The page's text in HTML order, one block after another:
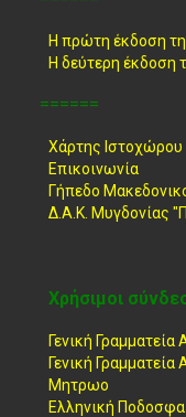
Η πρώτη έκδοση
Η δεύτερη έκδοση
======
Χάρτης Ιστοχώρου
Επικοινωνία
Γήπεδο
Δ.Α.Κ. Μυγδονίας
Χρήσιμοι
Γενική
Γενική
Μητρωο
Ελληνική